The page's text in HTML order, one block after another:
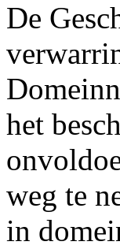
De
het
weg te
in